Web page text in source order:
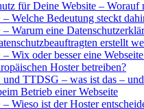
für Deine Website – Worauf
Welche Bedeutung steckt
Warum eine
erstellt
Wix oder besser eine
Hoster betreiben?
TTDSG – was ist das –
Betrieb einer Webseite
Wieso ist der Hoster